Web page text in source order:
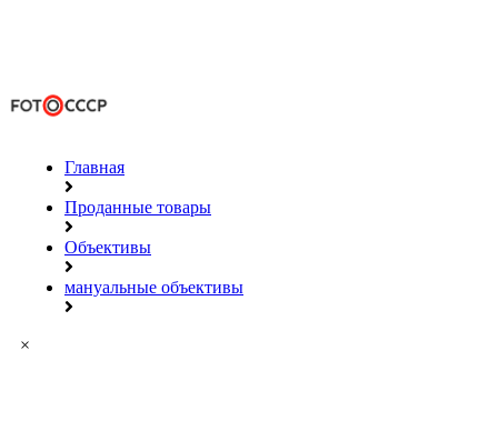
Главная
Проданные товары
Объективы
мануальные объективы
×